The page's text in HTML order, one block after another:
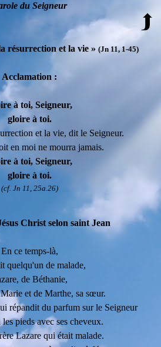
du Seigneur
résurrection et la vie » (Jn 11, 1-45)
Acclamation :
à toi, Seigneur,
gloire à toi.
et la vie, dit le Seigneur.
en moi ne mourra jamais.
à toi, Seigneur,
gloire à toi.
(cf. Jn 11, 25a.26)
Christ selon saint Jean
En ce temps-là,
quelqu'un de malade,
de Béthanie,
et de Marthe, sa sœur.
répandit du parfum sur le Seigneur
pieds avec ses cheveux.
Lazare qui était malade.